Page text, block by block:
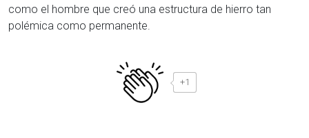
como el hombre que creó una estructura de hierro tan
polémica como permanente.
+1